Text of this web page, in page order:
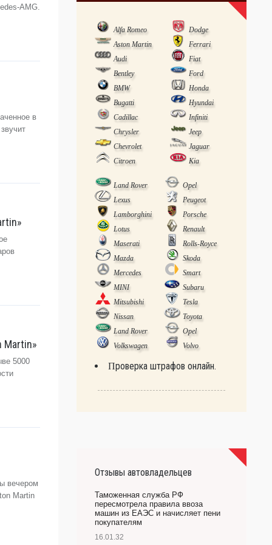
AMG.
в
Martin»
5000
вечером
Martin
Alfa Romeo
Dodge
Aston Martin
Ferrari
Audi
Fiat
Bentley
Ford
BMW
Honda
Bugatti
Hyundai
Cadillac
Infiniti
Chrysler
Jeep
Chevrolet
Jaguar
Citroen
Kia
Land Rover
Opel
Lexus
Peugeot
Lamborghini
Porsche
Lotus
Renault
Maserati
Rolls-Royce
Mazda
Skoda
Mercedes
Smart
MINI
Subaru
Mitsubishi
Tesla
Nissan
Toyota
Land Rover
Opel
Volkswagen
Volvo
Проверка штрафов онлайн.
Отзывы автовладельцев
Таможенная служба РФ
пересмотрела правила ввоза
машин из ЕАЭС и начисляет пени
покупателям
16.01.32